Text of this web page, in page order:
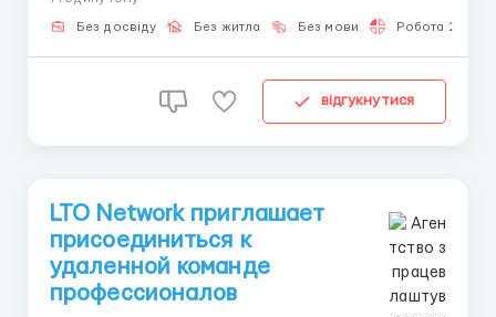
мир онлайн-заработка и фриланса. Здесь не важен
ваш прошлый опыт — важно желание двигаться
Без досвіду Без житла Без мови Робота 2-3
відгукнутися
LTO Network приглашает
присоединиться к
удаленной команде
профессионалов